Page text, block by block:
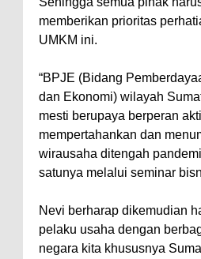
memberikan prioritas
UMKM ini.
“BPJE (Bidang
dan Ekonomi) wilayah
mesti berupaya berperan
mempertahankan dan
wirausaha ditengah
satunya melalui seminar
Nevi berharap dikemudian
pelaku usaha dengan
negara kita khususnya